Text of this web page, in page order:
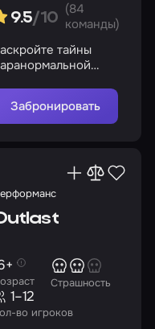
9.5/10
(84
команды)
тайны
Забронировать
Страшность
во игроков
1–12